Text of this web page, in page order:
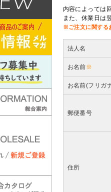
内容によっては
また、休業日は
※ご注文に関する
法人名
お名前※
お名前(フリガ
郵便番号
住所